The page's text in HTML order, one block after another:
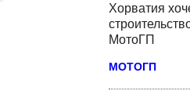
Хорватия
МотоГП
МОТОГП
лидеров Королевского класса —
Ducati и Aprilia сблизился, а
Honda откатилась обратно в